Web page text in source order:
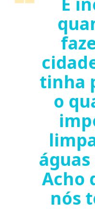
tinha
o
Acho
nós